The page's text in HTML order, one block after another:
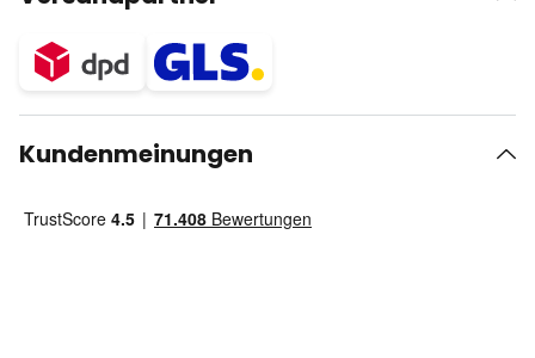
Kundenmeinungen